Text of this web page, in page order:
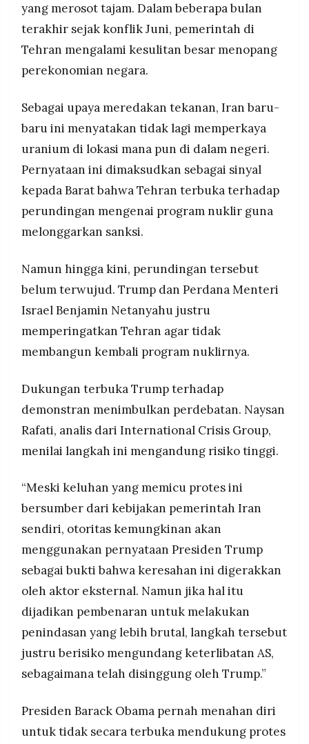
yang merosot tajam. Dalam beberapa bulan
terakhir sejak konflik Juni, pemerintah di
Tehran mengalami kesulitan besar menopang
perekonomian negara.
Sebagai upaya meredakan tekanan, Iran baru-
baru ini menyatakan tidak lagi memperkaya
uranium di lokasi mana pun di dalam negeri.
Pernyataan ini dimaksudkan sebagai sinyal
kepada Barat bahwa Tehran terbuka terhadap
perundingan mengenai program nuklir guna
melonggarkan sanksi.
Namun hingga kini, perundingan tersebut
belum terwujud. Trump dan Perdana Menteri
Israel Benjamin Netanyahu justru
memperingatkan Tehran agar tidak
membangun kembali program nuklirnya.
Dukungan terbuka Trump terhadap
demonstran menimbulkan perdebatan. Naysan
Rafati, analis dari International Crisis Group,
menilai langkah ini mengandung risiko tinggi.
“Meski keluhan yang memicu protes ini
bersumber dari kebijakan pemerintah Iran
sendiri, otoritas kemungkinan akan
menggunakan pernyataan Presiden Trump
sebagai bukti bahwa keresahan ini digerakkan
oleh aktor eksternal. Namun jika hal itu
dijadikan pembenaran untuk melakukan
penindasan yang lebih brutal, langkah tersebut
justru berisiko mengundang keterlibatan AS,
sebagaimana telah disinggung oleh Trump.”
Presiden Barack Obama pernah menahan diri
untuk tidak secara terbuka mendukung protes